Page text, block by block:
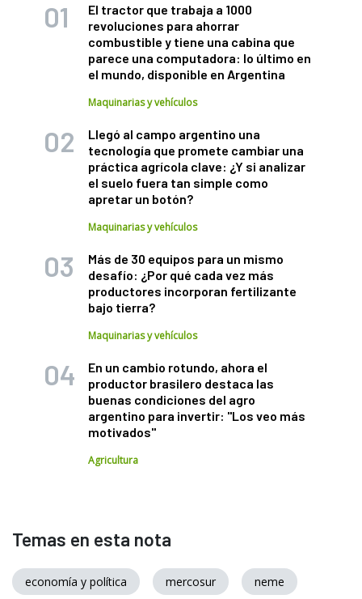
El tractor que trabaja a 1000
revoluciones para ahorrar
combustible y tiene una cabina que
parece una computadora: lo último en
el mundo, disponible en Argentina
Maquinarias y vehículos
Llegó al campo argentino una
tecnología que promete cambiar una
práctica agrícola clave: ¿Y si analizar
el suelo fuera tan simple como
apretar un botón?
Maquinarias y vehículos
Más de 30 equipos para un mismo
desafío: ¿Por qué cada vez más
productores incorporan fertilizante
bajo tierra?
Maquinarias y vehículos
En un cambio rotundo, ahora el
productor brasilero destaca las
buenas condiciones del agro
argentino para invertir: "Los veo más
motivados"
Agricultura
Temas en esta nota
economía y política mercosur neme